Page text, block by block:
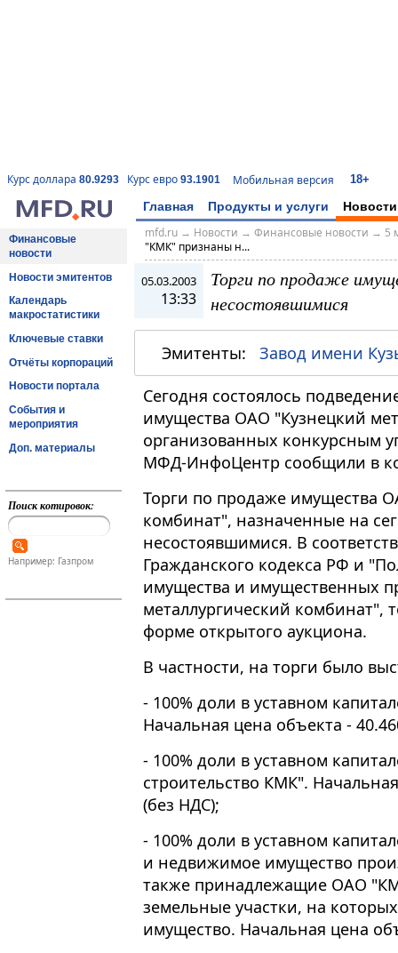
Курс доллара 80.9293 Курс евро 93.1901 Мобильная версия 18+
Главная Продукты и услуги Новости
Финансовые
новости
Новости эмитентов
Календарь
макростатистики
Ключевые ставки
Отчёты корпораций
Новости портала
События и
мероприятия
Доп. материалы
Поиск котировок:
Например: Газпром
mfd.ru→ Новости → Финансовые новости → 5
"КМК" признаны н...
05.03.2003
13:33
Торги по продаже
несостоявшимися
Эмитенты: Завод имени
Сегодня состоялось
имущества ОАО "Кузнецкий
организованных конкурсным
МФД-ИнфоЦентр сообщили в
Торги по продаже имущества
комбинат", назначенные на
несостоявшимися. В
Гражданского кодекса РФ и
имущества и имущественных
металлургический
форме открытого аукциона.
В частности, на торги было
- 100% доли в уставном
Начальная цена объекта -
- 100% доли в уставном
строительство КМК".
(без НДС);
- 100% доли в уставном
и недвижимое имущество
также принадлежащие ОАО
земельные участки, на
имущество. Начальная цена